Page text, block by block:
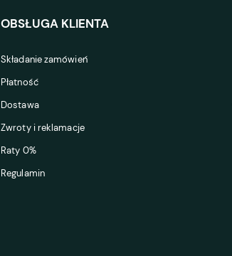
OBSŁUGA KLIENTA
Składanie zamówień
Płatność
Dostawa
Zwroty i reklamacje
Raty 0%
Regulamin